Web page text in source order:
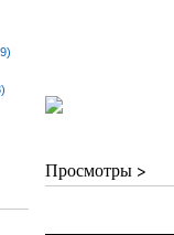
Просмотры >